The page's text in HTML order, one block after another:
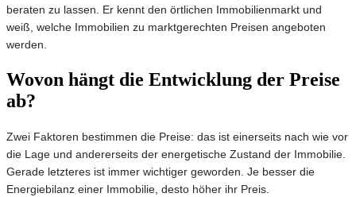
beraten zu lassen. Er kennt den örtlichen Immobilienmarkt und
weiß, welche Immobilien zu marktgerechten Preisen angeboten
werden.
Wovon hängt die Entwicklung der Preise
ab?
Zwei Faktoren bestimmen die Preise: das ist einerseits nach wie vor
die Lage und andererseits der energetische Zustand der Immobilie.
Gerade letzteres ist immer wichtiger geworden. Je besser die
Energiebilanz einer Immobilie, desto höher ihr Preis.